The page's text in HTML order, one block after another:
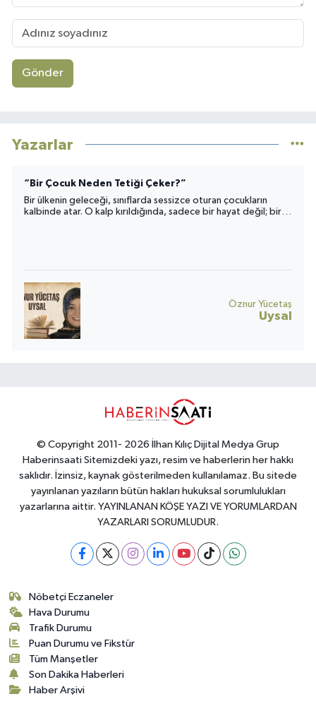
Gönder
Yazarlar
“Bir Çocuk Neden Tetiği Çeker?”
Bir ülkenin geleceği, sınıflarda sessizce oturan çocukların
kalbinde atar. O kalp kırıldığında, sadece bir hayat değil; bir
Öznur Yücetaş
Uysal
© Copyright 2011- 2026 İlhan Kılıç Dijital Medya Grup
Haberinsaati Sitemizdeki yazı, resim ve haberlerin her hakkı
saklıdır. İzinsiz, kaynak gösterilmeden kullanılamaz. Bu sitede
yayınlanan yazıların bütün hakları hukuksal sorumlulukları
yazarlarına aittir. YAYINLANAN KÖŞE YAZI VE YORUMLARDAN
YAZARLARI SORUMLUDUR.
Nöbetçi Eczaneler
Hava Durumu
Trafik Durumu
Puan Durumu ve Fikstür
Tüm Manşetler
Son Dakika Haberleri
Haber Arşivi